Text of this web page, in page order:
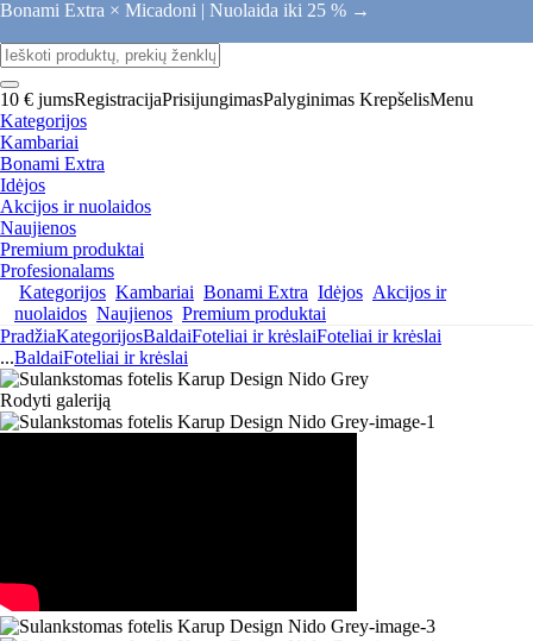
Bonami Extra × Micadoni | Nuolaida iki 25 % →
10 € jumsRegistracijaPrisijungimasPalyginimas KrepšelisMenu
Kategorijos
Kambariai
Bonami Extra
Idėjos
Akcijos ir nuolaidos
Naujienos
Premium produktai
Profesionalams
Kategorijos Kambariai Bonami Extra Idėjos Akcijos ir
nuolaidos Naujienos Premium produktai
PradžiaKategorijosBaldaiFoteliai ir krėslaiFoteliai ir krėslai
...BaldaiFoteliai ir krėslai
Rodyti galeriją